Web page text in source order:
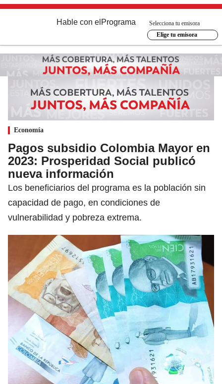
Hable con el Programa
Selecciona tu emisora
Elige tu emisora
Economía
Pagos subsidio Colombia Mayor en
2023: Prosperidad Social publicó
nueva información
Los beneficiarios del programa es la población sin
capacidad de pago, en condiciones de
vulnerabilidad y pobreza extrema.